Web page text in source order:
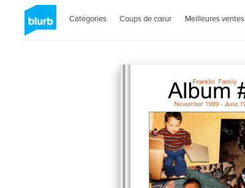
Catégories Coups de cœur Meilleures ventes